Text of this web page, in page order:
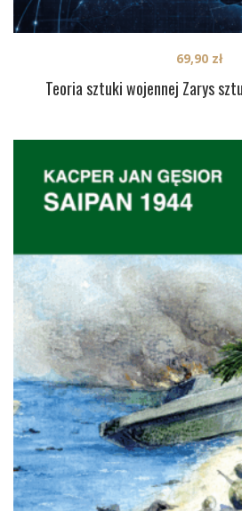
Teoria sztuki wojennej Zarys
69,90 zł